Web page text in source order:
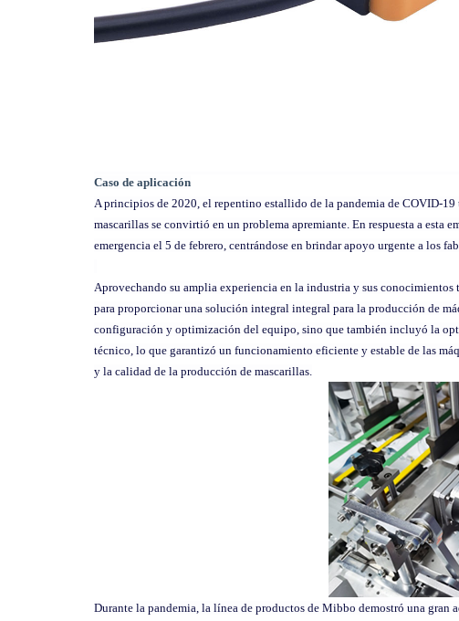
Caso de aplicación
A principios de 2020, el repentino estallido de la pandemia de COVID-
mascarillas se convirtió en un problema apremiante. En respuesta a esta
emergencia el 5 de febrero, centrándose en brindar apoyo urgente a los
Aprovechando su amplia experiencia en la industria y sus
para proporcionar una solución integral integral para la producción de
configuración y optimización del equipo, sino que también incluyó la
técnico, lo que garantizó un funcionamiento eficiente y estable de las
y la calidad de la producción de mascarillas.
Durante la pandemia, la línea de productos de Mibbo demostró una